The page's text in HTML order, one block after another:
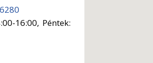
16:00, Péntek: